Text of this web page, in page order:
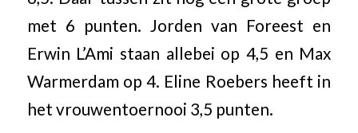
met 6 punten. Jorden van Foreest en
Erwin L’Ami staan allebei op 4,5 en Max
Warmerdam op 4. Eline Roebers heeft in
het vrouwentoernooi 3,5 punten.